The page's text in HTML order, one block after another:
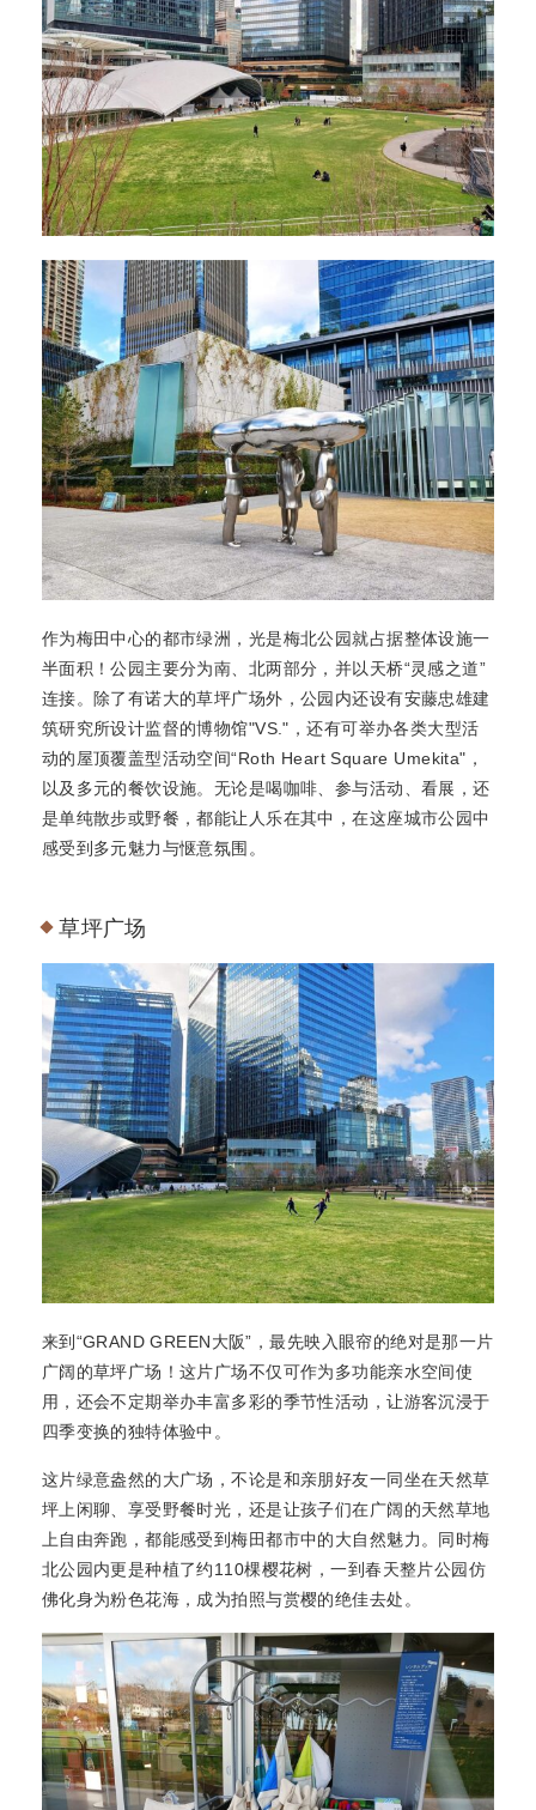
作为梅田中心的都市绿洲，光是梅北公园就占据整体设施一
半面积！公园主要分为南、北两部分，并以天桥“灵感之道”
连接。除了有诺大的草坪广场外，公园内还设有安藤忠雄建
筑研究所设计监督的博物馆"VS."，还有可举办各类大型活
动的屋顶覆盖型活动空间“Roth Heart Square Umekita"，
以及多元的餐饮设施。无论是喝咖啡、参与活动、看展，还
是单纯散步或野餐，都能让人乐在其中，在这座城市公园中
感受到多元魅力与惬意氛围。
草坪广场
来到“GRAND GREEN大阪”，最先映入眼帘的绝对是那一片
广阔的草坪广场！这片广场不仅可作为多功能亲水空间使
用，还会不定期举办丰富多彩的季节性活动，让游客沉浸于
四季变换的独特体验中。
这片绿意盎然的大广场，不论是和亲朋好友一同坐在天然草
坪上闲聊、享受野餐时光，还是让孩子们在广阔的天然草地
上自由奔跑，都能感受到梅田都市中的大自然魅力。同时梅
北公园内更是种植了约110棵樱花树，一到春天整片公园仿
佛化身为粉色花海，成为拍照与赏樱的绝佳去处。